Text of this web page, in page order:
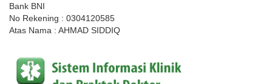
Bank BNI
No Rekening : 0304120585
Atas Nama : AHMAD SIDDIQ